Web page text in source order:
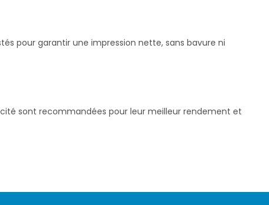
pour garantir une impression nette, sans bavure ni
sont recommandées pour leur meilleur rendement et